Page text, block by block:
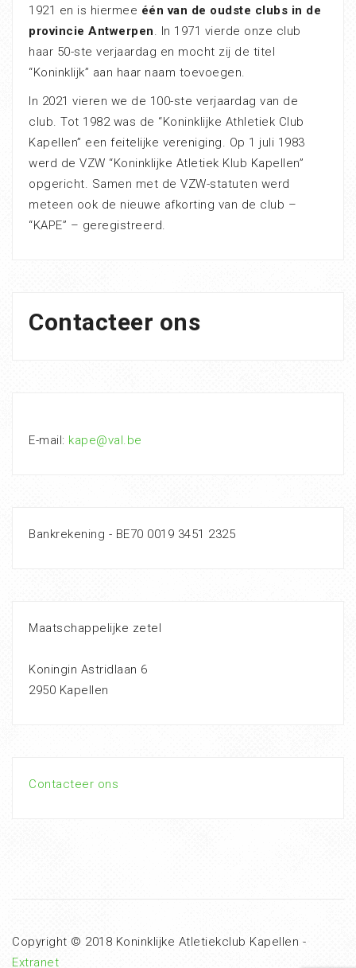
1921 en is hiermee één van de oudste clubs in de
provincie Antwerpen. In 1971 vierde onze club
haar 50-ste verjaardag en mocht zij de titel
“Koninklijk” aan haar naam toevoegen.
In 2021 vieren we de 100-ste verjaardag van de
club. Tot 1982 was de “Koninklijke Athletiek Club
Kapellen” een feitelijke vereniging. Op 1 juli 1983
werd de VZW “Koninklijke Atletiek Klub Kapellen”
opgericht. Samen met de VZW-statuten werd
meteen ook de nieuwe afkorting van de club –
“KAPE” – geregistreerd.
Contacteer ons
E-mail: kape@val.be
Bankrekening - BE70 0019 3451 2325
Maatschappelijke zetel
Koningin Astridlaan 6
2950 Kapellen
Contacteer ons
Copyright © 2018 Koninklijke Atletiekclub Kapellen -
Extranet